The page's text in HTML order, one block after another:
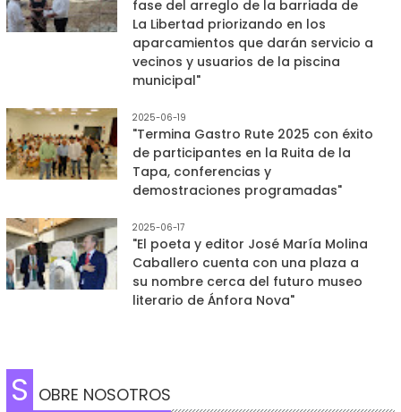
fase del arreglo de la barriada de
La Libertad priorizando en los
aparcamientos que darán servicio a
vecinos y usuarios de la piscina
municipal"
2025-06-19
"Termina Gastro Rute 2025 con éxito
de participantes en la Ruita de la
Tapa, conferencias y
demostraciones programadas"
2025-06-17
"El poeta y editor José María Molina
Caballero cuenta con una plaza a
su nombre cerca del futuro museo
literario de Ánfora Nova"
S OBRE NOSOTROS